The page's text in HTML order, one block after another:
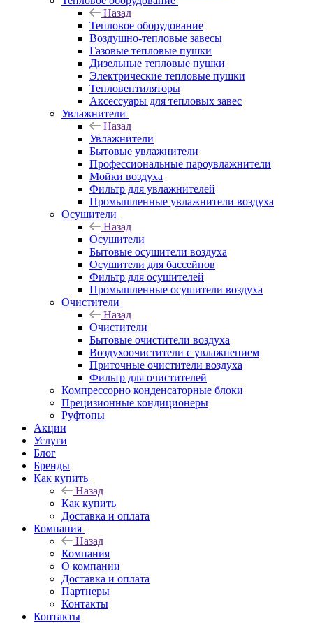
Назад
Тепловое оборудование
Воздушно-тепловые завесы
Газовые тепловые пушки
Дизельные тепловые пушки
Электрические тепловые пушки
Тепловентиляторы
Аксессуары для тепловых завес
Увлажнители
Назад
Увлажнители
Бытовые увлажнители
Профессиональные пароувлажнители
Мойки воздуха
Фильтр для увлажнителей
Промышленные увлажнители воздуха
Осушители
Назад
Осушители
Бытовые осушители воздуха
Осушители для бассейнов
Фильтр для осушителей
Промышленные осушители воздуха
Очистители
Назад
Очистители
Бытовые очистители воздуха
Воздухоочистители с увлажнением
Приточные очистители воздуха
Фильтр для очистителей
Компрессорно конденсаторные блоки
Прецизионные кондиционеры
Руфтопы
Акции
Услуги
Блог
Бренды
Как купить
Назад
Как купить
Доставка и оплата
Компания
Назад
Компания
О компании
Доставка и оплата
Партнеры
Контакты
Контакты